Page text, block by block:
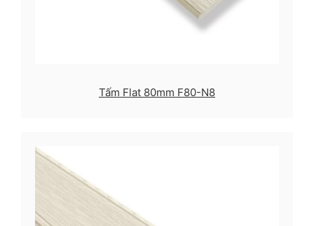
Tấm Flat 80mm F80-N8